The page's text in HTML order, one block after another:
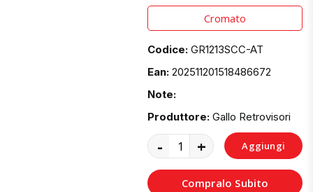
Cromato
Codice: GR1213SCC-AT
Ean: 202511201518486672
Note:
Produttore: Gallo Retrovisori
- + Aggiungi
al
Compralo Subito